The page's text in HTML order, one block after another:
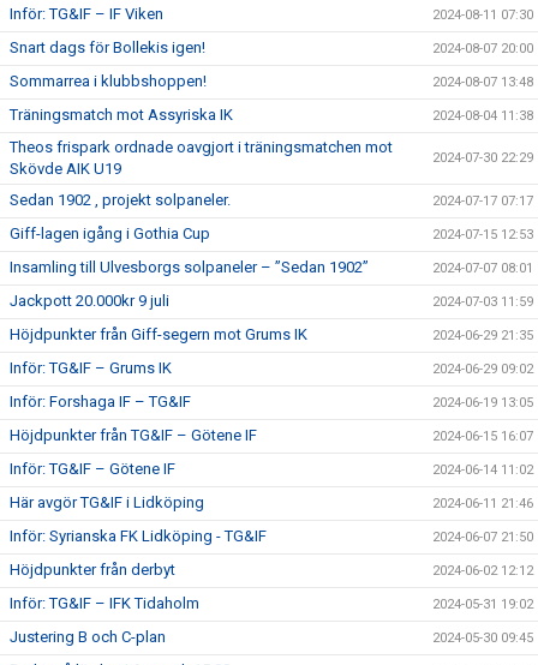
Inför: TG&IF – IF Viken 2024-08-11 07:30
Snart dags för Bollekis igen! 2024-08-07 20:00
Sommarrea i klubbshoppen! 2024-08-07 13:48
Träningsmatch mot Assyriska IK 2024-08-04 11:38
Theos frispark ordnade oavgjort i träningsmatchen mot
Skövde AIK U19
2024-07-30 22:29
Sedan 1902 , projekt solpaneler. 2024-07-17 07:17
Giff-lagen igång i Gothia Cup 2024-07-15 12:53
Insamling till Ulvesborgs solpaneler – ”Sedan 1902” 2024-07-07 08:01
Jackpott 20.000kr 9 juli 2024-07-03 11:59
Höjdpunkter från Giff-segern mot Grums IK 2024-06-29 21:35
Inför: TG&IF – Grums IK 2024-06-29 09:02
Inför: Forshaga IF – TG&IF 2024-06-19 13:05
Höjdpunkter från TG&IF – Götene IF 2024-06-15 16:07
Inför: TG&IF – Götene IF 2024-06-14 11:02
Här avgör TG&IF i Lidköping 2024-06-11 21:46
Inför: Syrianska FK Lidköping - TG&IF 2024-06-07 21:50
Höjdpunkter från derbyt 2024-06-02 12:12
Inför: TG&IF – IFK Tidaholm 2024-05-31 19:02
Justering B och C-plan 2024-05-30 09:45